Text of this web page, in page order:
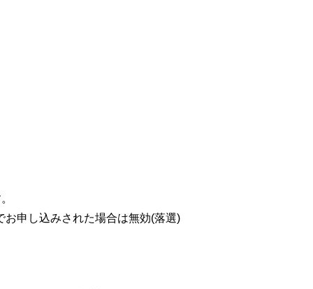
お申し込みされた場合は無効(落選)